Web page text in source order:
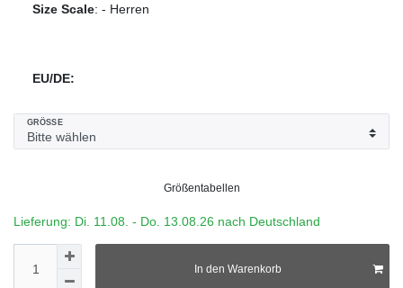
Size Scale: - Herren
EU/DE:
GRÖSSE
Größentabellen
Lieferung: Di. 11.08. - Do. 13.08.26 nach Deutschland
In den Warenkorb